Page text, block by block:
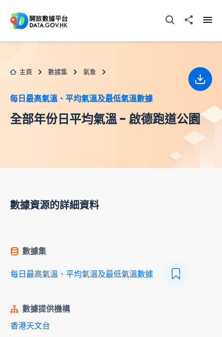
打開搜尋器分享至
主頁 數據集 氣象
每日最高氣溫、平均氣溫及最低氣溫數據
全部年份日平均氣溫 - 啟德跑道公園
下載
數據資源的詳細資料
數據集
每日最高氣溫、平均氣溫及最低氣溫數據
數據提供機構
香港天文台